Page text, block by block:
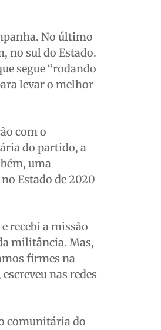
No último
no sul do Estado.
segue “rodando
levar o melhor
com o
do partido, a
uma
Estado de 2020
recebi a missão
militância. Mas,
firmes na
nas redes
comunitária do